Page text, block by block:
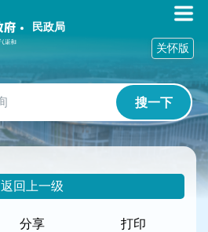
民政局
搜一下
关怀版
返回上一级
分享 打印